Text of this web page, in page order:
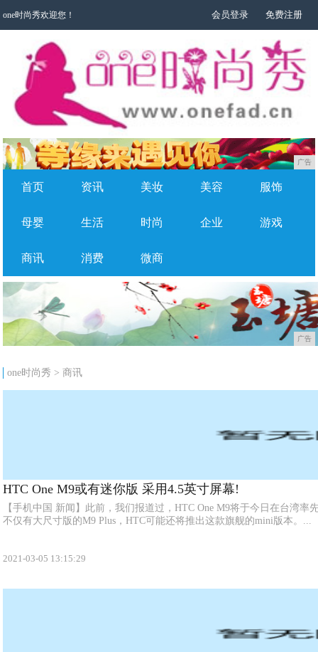
one时尚秀欢迎您！ 会员登录 免费注册
广告
首页 资讯 美妆 美容 服饰
母婴 生活 时尚 企业 游戏
商讯 消费 微商
广告
one时尚秀 >商讯
HTC One M9或有迷你版 采用4.5英寸屏幕!
【手机中国 新闻】此前，我们报道过，HTC One M9将于今日在台湾率
不仅有大尺寸版的M9 Plus，HTC可能还将推出这款旗舰的mini版本。...
2021-03-05 13:15:29